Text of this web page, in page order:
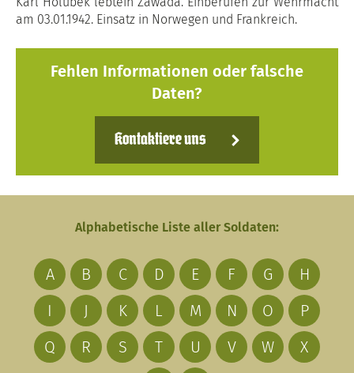
am 03.01.1942. Einsatz in Norwegen und Frankreich.
Fehlen Informationen oder falsche
Daten?
Kontaktiere uns
Alphabetische Liste aller Soldaten:
A B C D E F G
H
I
J K L M N O
P
Q
R S T U V W
X